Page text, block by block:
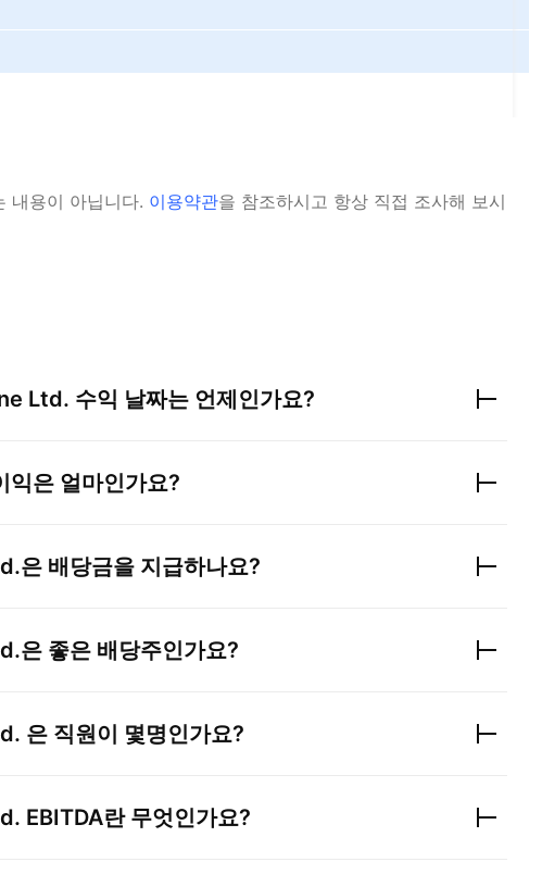
내용이 아닙니다. 이용약관을 참조하시고 항상 직접 조사해 보시
Ltd. 수익 날짜는 언제인가요?
익은 얼마인가요?
은 배당금을 지급하나요?
은 좋은 배당주인가요?
은 직원이 몇명인가요?
EBITDA란 무엇인가요?